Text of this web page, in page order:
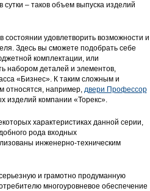
– таков объем выпуска изделий
удовлетворить возможности и
Здесь вы сможете подобрать себе
комплектации, или
набором деталей и элементов,
«Бизнес». К таким сложным и
относятся, например, двери Профессор
изделий компании «Торекс».
характеристиках данной серии,
рода входных
инженерно-техническим
и грамотно продуманную
многоуровневое обеспечение